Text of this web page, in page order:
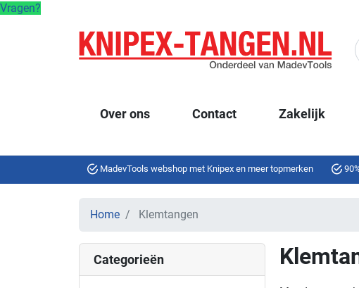
Vragen?
Over ons Contact Zakelijk
MadevTools webshop met Knipex en meer topmerken
Home Klemtangen
Categorieën